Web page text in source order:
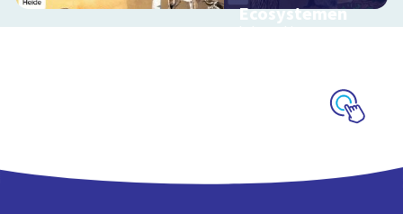
Ecosystemen
Interactieve